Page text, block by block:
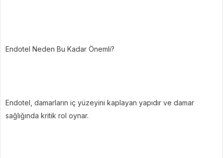
Endotel Neden Bu Kadar Önemli?
Endotel, damarların iç yüzeyini kaplayan yapıdır ve damar
sağlığında kritik rol oynar.